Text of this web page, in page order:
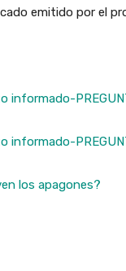
emitido por el
informado-
informado-
los apagones?